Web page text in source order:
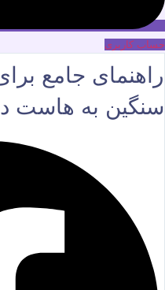
حساب کاربری
راهنمای جامع
سنگین به هاست